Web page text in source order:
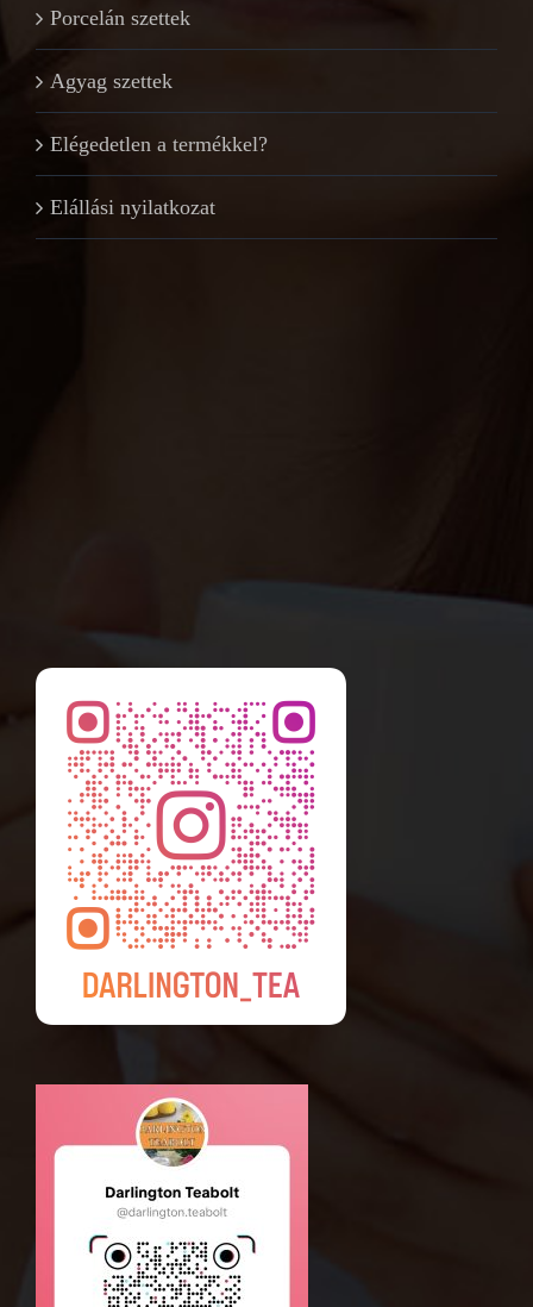
Porcelán szettek
Agyag szettek
Elégedetlen a termékkel?
Elállási nyilatkozat